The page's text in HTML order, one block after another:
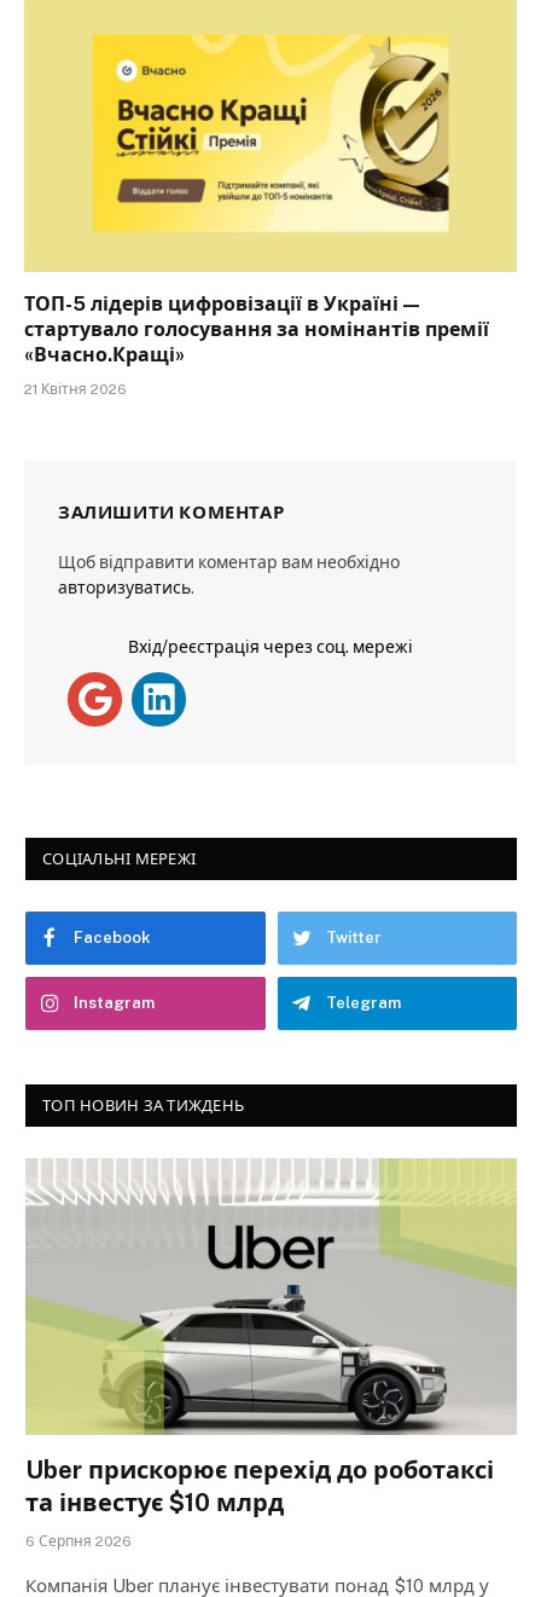
ТОП-5 лідерів цифровізації в Україні —
стартувало голосування за номінантів премії
«Вчасно.Кращі»
21 Квітня 2026
ЗАЛИШИТИ КОМЕНТАР
Щоб відправити коментар вам необхідно
авторизуватись.
Вхід/реєстрація через соц. мережі
СОЦІАЛЬНІ МЕРЕЖІ
Facebook Twitter
Instagram Telegram
ТОП НОВИН ЗА ТИЖДЕНЬ
Uber прискорює перехід до роботаксі
та інвестує $10 млрд
6 Серпня 2026
Компанія Uber планує інвестувати понад $10 млрд у